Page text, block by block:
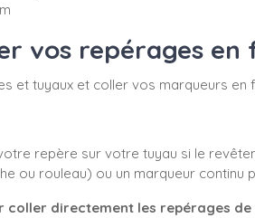
vos repérages
et tuyaux et coller vos marqueurs en
repère sur votre tuyau si le
ou rouleau) ou un marqueur continu
coller directement les repérages